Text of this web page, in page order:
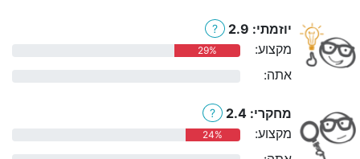
יוזמתי: 2.9 ?
מקצוע: 29%
אתה:
מחקרי: 2.4 ?
מקצוע: 24%